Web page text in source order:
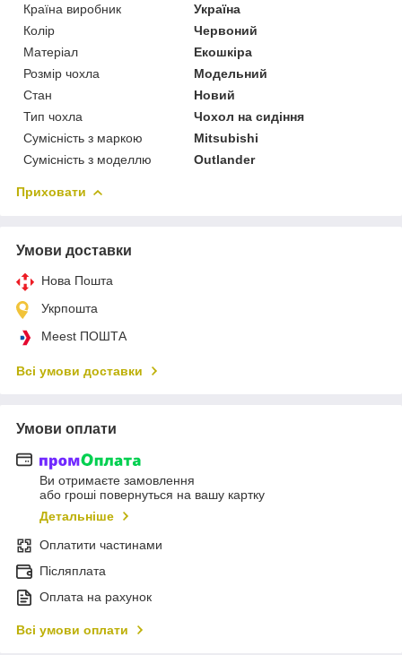
Країна виробник
Україна
Колір
Червоний
Матеріал
Екошкіра
Розмір чохла
Модельний
Стан
Новий
Тип чохла
Чохол на сидіння
Сумісність з маркою
Mitsubishi
Сумісність з моделлю
Outlander
Приховати
Умови доставки
Нова Пошта
Укрпошта
Meest ПОШТА
Всі умови доставки
Умови оплати
Ви отримаєте замовлення
або гроші повернуться на вашу картку
Детальніше
Оплатити частинами
Післяплата
Оплата на рахунок
Всі умови оплати